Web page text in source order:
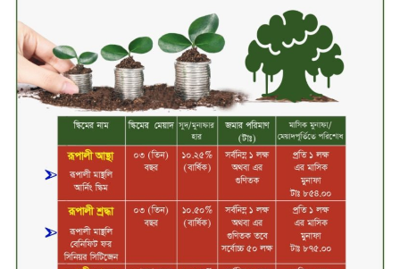
শিক্ষার্থীদের জন্য দারাজে এক্সক্লুসিভ
ডিসকাউন্ট নিয়ে আসছে রিয়েলমি
সি১০০এক্স
পরিবারের কাছে কিশোরের কান্নাজড়িত
কণ্ঠ শোনিয়ে ১২ লাখ টাকা মুক্তিপণ
দাবি, টাকা না পেয়ে শ্বাসরোধে হত্যা—
আলোচিত রাফিজ হত্যা মামলার অন্যতম
আসামি গাজীপুর থেকে গ্রেফতার
নড়াইলে বিএনপির ৬ নেতার
বহিষ্কারাদেশ প্রত্যাহার